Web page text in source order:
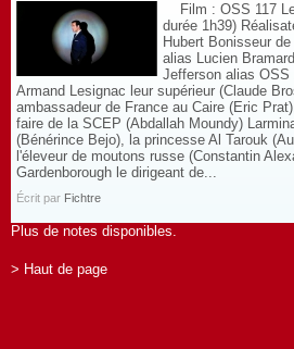
Film : OSS 117
durée 1h39)
Hubert Bonisseur
alias Lucien
Jefferson alias OSS
Armand Lesignac leur supérieur (Claude
ambassadeur de France au Caire (Eric
faire de la SCEP (Abdallah Moundy)
(Bénérince Bejo), la princesse Al Tarouk
l'éleveur de moutons russe (Constantin
Gardenborough le dirigeant de...
Écrit par Fichtre
Plus de notes disponibles.
> Haut de page